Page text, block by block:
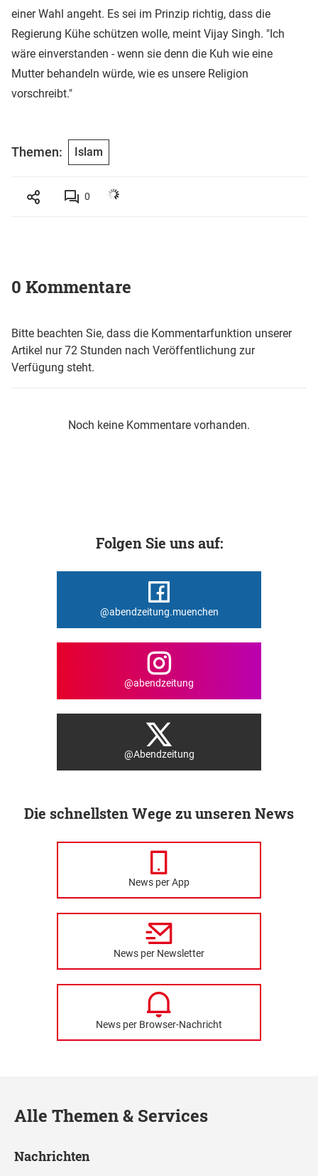
einer Wahl angeht. Es sei im Prinzip richtig, dass die
Regierung Kühe schützen wolle, meint Vijay Singh. "Ich
wäre einverstanden - wenn sie denn die Kuh wie eine
Mutter behandeln würde, wie es unsere Religion
vorschreibt."
Themen: Islam
0
0 Kommentare
Bitte beachten Sie, dass die Kommentarfunktion unserer
Artikel nur 72 Stunden nach Veröffentlichung zur
Verfügung steht.
Noch keine Kommentare vorhanden.
Folgen Sie uns auf:
@abendzeitung.muenchen
@abendzeitung
@Abendzeitung
Die schnellsten Wege zu unseren News
News per App
News per Newsletter
News per Browser-Nachricht
Alle Themen & Services
Nachrichten